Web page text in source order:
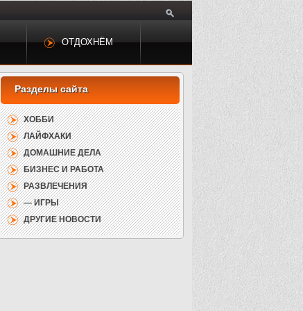
ОТДОХНЁМ
ХОББИ
ЛАЙФХАКИ
ДОМАШНИЕ ДЕЛА
БИЗНЕС И РАБОТА
РАЗВЛЕЧЕНИЯ
— ИГРЫ
ДРУГИЕ НОВОСТИ